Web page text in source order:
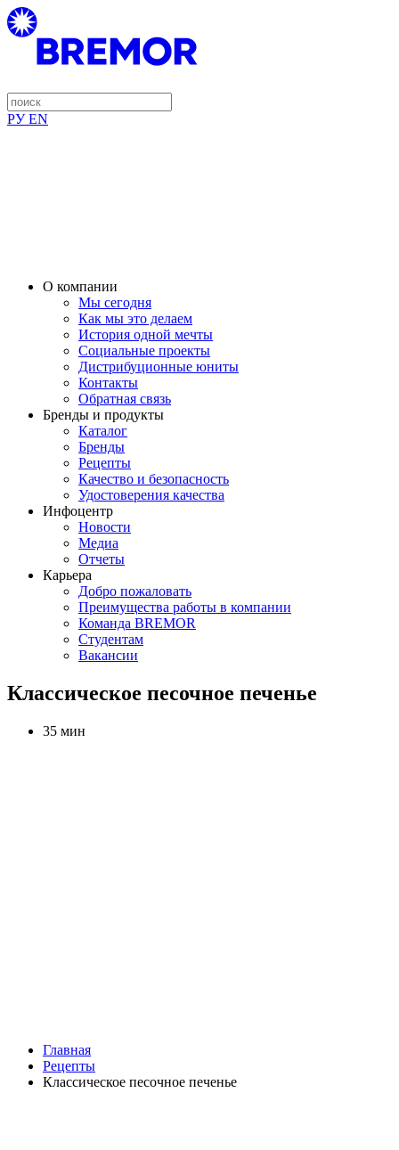
РУ EN
О компании
Мы сегодня
Как мы это делаем
История одной мечты
Социальные проекты
Дистрибуционные юниты
Контакты
Обратная связь
Бренды и продукты
Каталог
Бренды
Рецепты
Качество и безопасность
Удостоверения качества
Инфоцентр
Новости
Медиа
Отчеты
Карьера
Добро пожаловать
Преимущества работы в компании
Команда BREMOR
Студентам
Вакансии
Классическое песочное печенье
35 мин
Главная
Рецепты
Классическое песочное печенье